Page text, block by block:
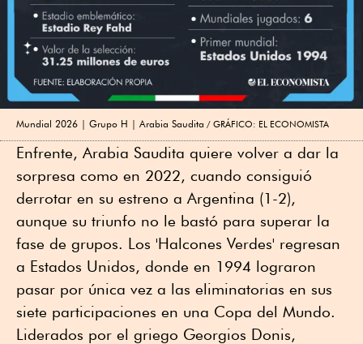
Mundial 2026 | Grupo H | Arabia Saudita GRÁFICO: EL ECONOMISTA
Enfrente, Arabia Saudita quiere volver a dar la
sorpresa como en 2022, cuando consiguió
derrotar en su estreno a Argentina (1-2),
aunque su triunfo no le bastó para superar la
fase de grupos. Los 'Halcones Verdes' regresan
a Estados Unidos, donde en 1994 lograron
pasar por única vez a las eliminatorias en sus
siete participaciones en una Copa del Mundo.
Liderados por el griego Georgios Donis,